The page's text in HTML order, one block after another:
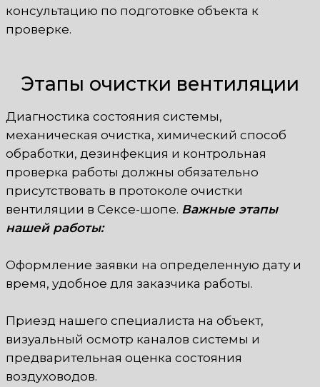
консультацию по подготовке объекта к
проверке.
Этапы очистки вентиляции
Диагностика состояния системы,
механическая очистка, химический способ
обработки, дезинфекция и контрольная
проверка работы должны обязательно
присутствовать в протоколе очистки
вентиляции в Сексе-шопе. Важные этапы
нашей работы:
Оформление заявки на определенную дату и
время, удобное для заказчика работы.
Приезд нашего специалиста на объект,
визуальный осмотр каналов системы и
предварительная оценка состояния
воздуховодов.